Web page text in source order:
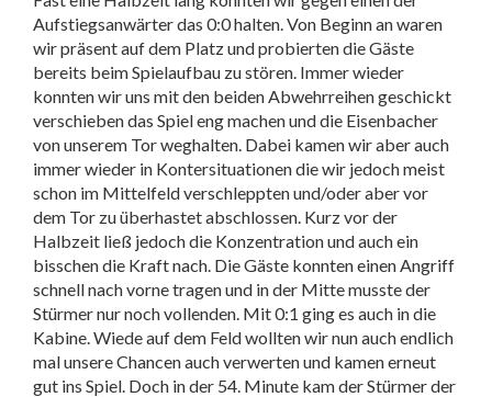
Aufstiegsanwärter das 0:0 halten. Von Beginn an waren
wir präsent auf dem Platz und probierten die Gäste
bereits beim Spielaufbau zu stören. Immer wieder
konnten wir uns mit den beiden Abwehrreihen geschickt
verschieben das Spiel eng machen und die Eisenbacher
von unserem Tor weghalten. Dabei kamen wir aber auch
immer wieder in Kontersituationen die wir jedoch meist
schon im Mittelfeld verschleppten und/oder aber vor
dem Tor zu überhastet abschlossen. Kurz vor der
Halbzeit ließ jedoch die Konzentration und auch ein
bisschen die Kraft nach. Die Gäste konnten einen Angriff
schnell nach vorne tragen und in der Mitte musste der
Stürmer nur noch vollenden. Mit 0:1 ging es auch in die
Kabine. Wiede auf dem Feld wollten wir nun auch endlich
mal unsere Chancen auch verwerten und kamen erneut
gut ins Spiel. Doch in der 54. Minute kam der Stürmer der